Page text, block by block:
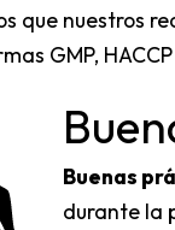
que nuestros
GMP, HACCP
Buenas
durante la